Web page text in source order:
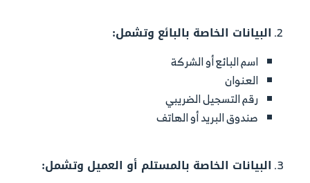
البيانات الخاصة بالبائع وتشمل:
اسم البائع أو الشركة
العنوان
رقم التسجيل الضريبي
صندوق البريد أو الهاتف
البيانات الخاصة بالمستلم أو العميل وتشمل: